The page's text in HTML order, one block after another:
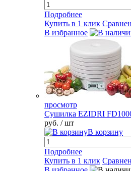
Подробнее
Купить в 1 клик
В избранное
просмотр
Сушилка EZIDRI
руб. / шт
В корзину
Подробнее
Купить в 1 клик